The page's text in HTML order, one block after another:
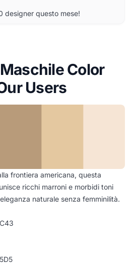
designer questo mese!
Color
Users
frontiera americana, questa
ricchi marroni e morbidi toni
naturale senza femminilità.